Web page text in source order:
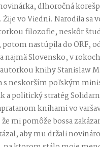
dlhoročná
vo Viedni. Narodila sa
filozofie, neskôr
nastúpila do ORF,
najmä Slovensko, v
autorkou knihy Stanislaw
s neskorším poľským
politický stratég
knihami vo
mi pomôže bossa
aby mu držali